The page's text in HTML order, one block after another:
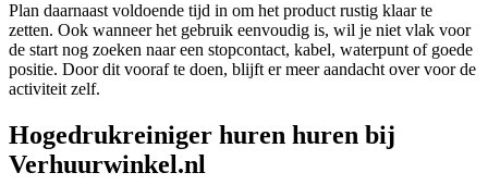
Plan daarnaast voldoende tijd in om het product rustig klaar te
zetten. Ook wanneer het gebruik eenvoudig is, wil je niet vlak voor
de start nog zoeken naar een stopcontact, kabel, waterpunt of goede
positie. Door dit vooraf te doen, blijft er meer aandacht over voor de
activiteit zelf.
Hogedrukreiniger huren huren bij
Verhuurwinkel.nl